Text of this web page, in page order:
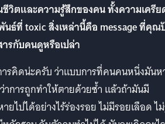
วิตและความรู้สึกของคน ทั้งความเครี
ธ์ที่ toxic สิ่งเหล่านี้คือ message ที่คุณ
รกับคนดูหรือเปล่า
รคิดน่ะครับ ว่าแบบการที่คนคนหนึ่งมัน
าการถูกทำให้ตายด้วยซ้ำ แล้วถ้ามันมี
ยไปได้อย่างไร้ร่องรอย ไม่มีรอยเลือด ไ